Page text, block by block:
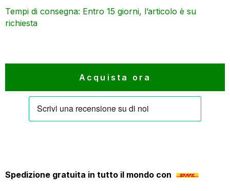
Tempi di consegna: Entro 15 giorni, l’articolo è su
richiesta
Acquista ora
Spedizione gratuita in tutto il mondo con